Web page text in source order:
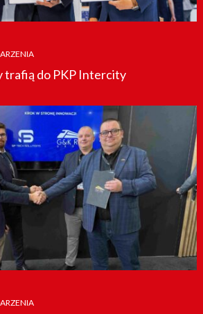
trafią do PKP Intercity